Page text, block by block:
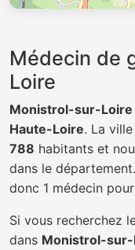
Médecin de
Loire
Monistrol-sur-Loire
Haute-Loire. La
788 habitants et
dans le
donc 1 médecin pour
Si vous recherchez
dans Monistrol-sur-